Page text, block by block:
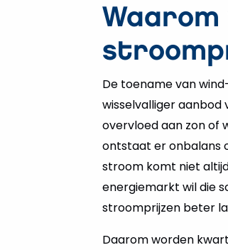
De toename van
wisselvalliger aanbod
overvloed aan zon of
ontstaat er onbalans
stroom komt niet
energiemarkt wil die
stroomprijzen beter
Daarom worden